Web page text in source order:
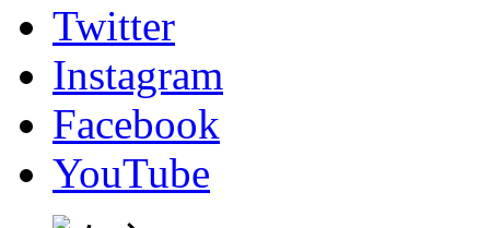
Twitter
Instagram
Facebook
YouTube